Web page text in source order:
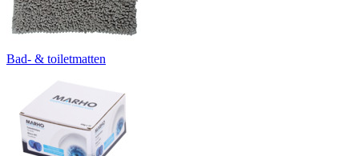
Bad- & toiletmatten